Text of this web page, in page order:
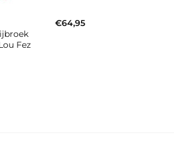
Fez
€64,95